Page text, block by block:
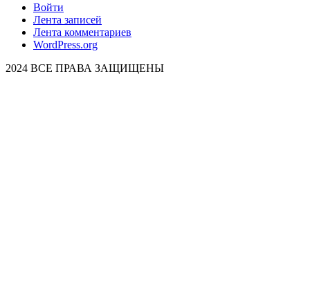
Войти
Лента записей
Лента комментариев
WordPress.org
2024 ВСЕ ПРАВА ЗАЩИЩЕНЫ